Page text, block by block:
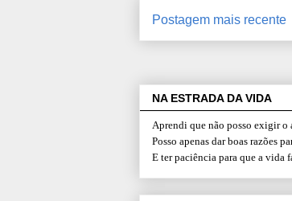
Postagem mais recente
NA ESTRADA DA VIDA
Aprendi que não posso exigir o
Posso apenas dar boas razões
E ter paciência para que a vida